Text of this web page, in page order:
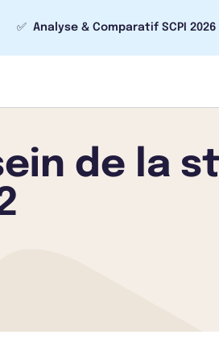
✅ Analyse & Comparatif SCPI 2026
de la